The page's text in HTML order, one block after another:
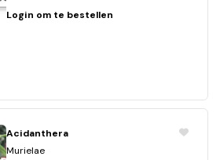
Login om te bestellen
Acidanthera
Murielae